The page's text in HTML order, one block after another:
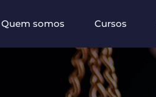
Quem somos Cursos